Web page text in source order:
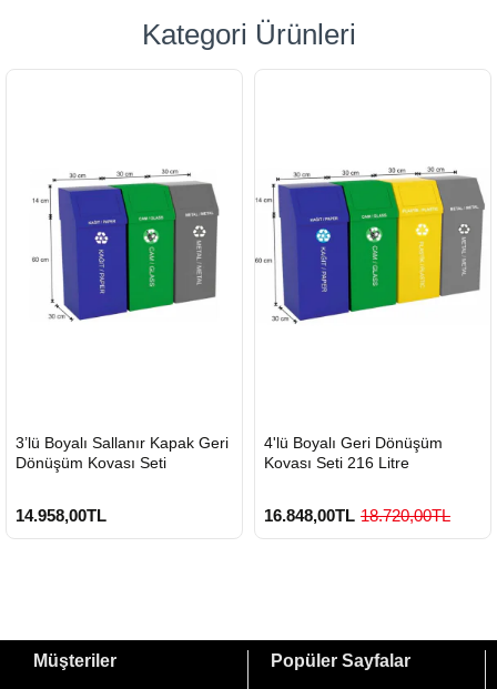
Kategori Ürünleri
HIZLI
GÖNDERİ
3’lü Boyalı Sallanır Kapak Geri
Dönüşüm Kovası Seti
14.958,00TL
HIZLI
GÖNDERİ
4'lü Boyalı Geri Dönüşüm
Kovası Seti 216 Litre
16.848,00TL 18.720,00TL
Müşteriler Popüler Sayfalar